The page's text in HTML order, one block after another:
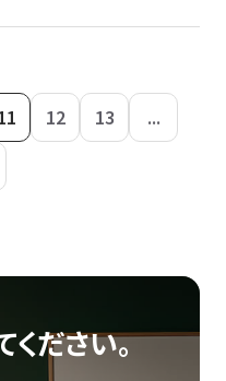
12 13
...
ださい。